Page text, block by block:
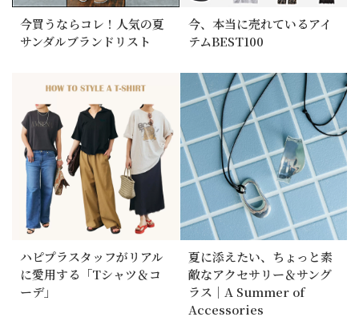
今買うならコレ！人気の夏
サンダルブランドリスト
今、本当に売れているアイ
テムBEST100
ハピプラスタッフがリアル
に愛用する「Tシャツ＆コ
ーデ」
夏に添えたい、ちょっと素
敵なアクセサリー＆サング
ラス｜A Summer of
Accessories